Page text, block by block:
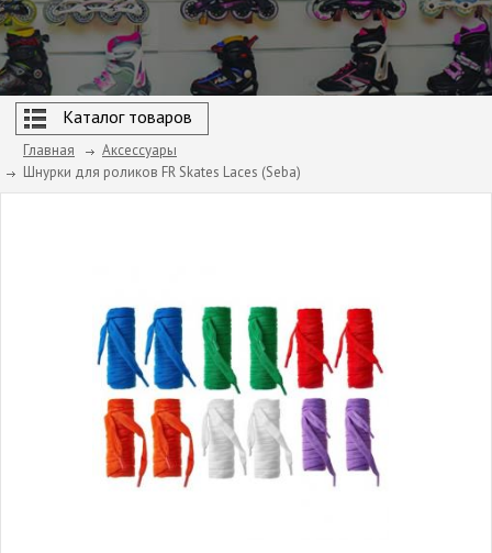
Каталог товаров
Главная
Аксессуары
Шнурки для роликов FR Skates Laces (Seba)